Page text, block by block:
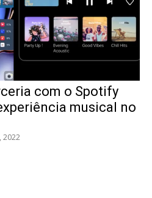
com o Spotify
musical no
2022